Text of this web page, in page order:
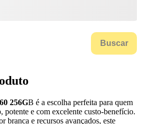
Buscar
256GB é a escolha perfeita para quem
potente e com excelente custo-benefício.
branca e recursos avançados, este